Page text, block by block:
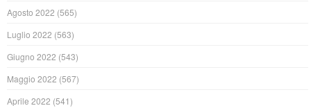
Agosto 2022 (565)
Luglio 2022 (563)
Giugno 2022 (543)
Maggio 2022 (567)
Aprile 2022 (541)